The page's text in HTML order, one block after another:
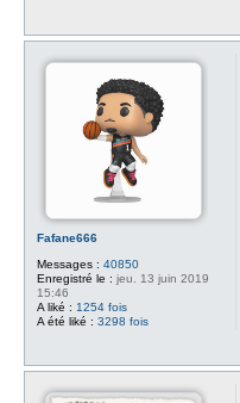
Fafane666
Messages : 40850
Enregistré le : jeu. 13 juin 2019
15:46
A liké : 1254 fois
A été liké : 3298 fois